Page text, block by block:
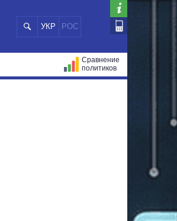
УКР РОС
Сравнение
политиков